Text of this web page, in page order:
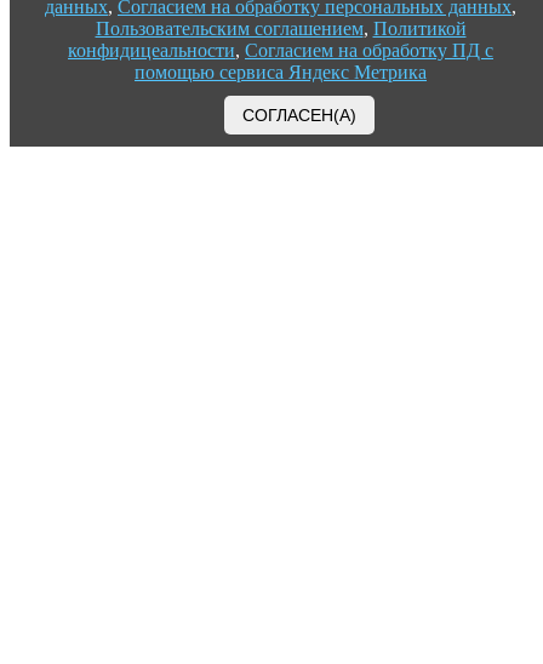
данных, Согласием на обработку персональных данных,
Пользовательским соглашением, Политикой
конфидицеальности, Согласием на обработку ПД с
помощью сервиса Яндекс Метрика
СОГЛАСЕН(А)